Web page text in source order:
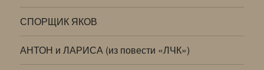
СПОРЩИК ЯКОВ
АНТОН и ЛАРИСА (из повести «ЛЧК»)